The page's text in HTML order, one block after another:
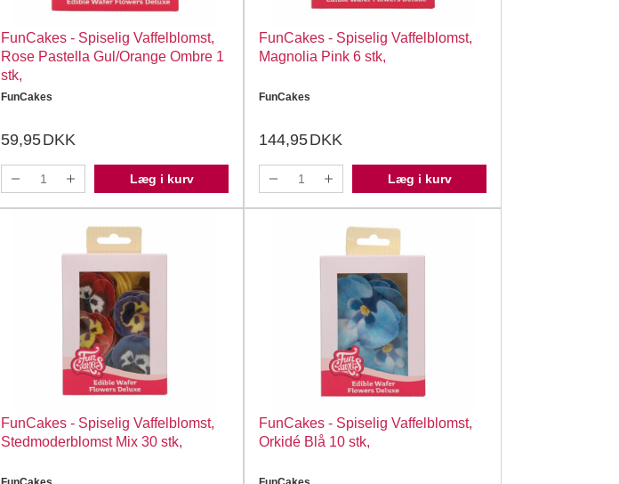
FunCakes - Spiselig Vaffelblomst,
Rose Pastella Gul/Orange Ombre 1
stk,
FunCakes
59,95DKK
Læg i kurv
FunCakes - Spiselig Vaffelblomst,
Magnolia Pink 6 stk,
FunCakes
144,95DKK
Læg i kurv
FunCakes - Spiselig Vaffelblomst,
Stedmoderblomst Mix 30 stk,
FunCakes - Spiselig Vaffelblomst,
Orkidé Blå 10 stk,